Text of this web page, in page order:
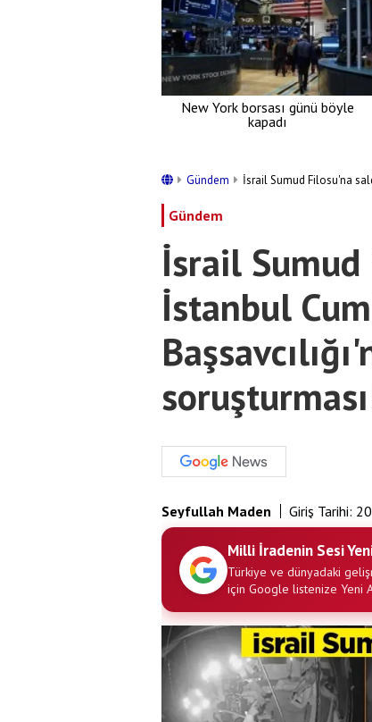
New York borsası günü böyle
kapadı
Gündem İsrail Sumud Filosu'na
Gündem
İsrail Sumud
İstanbul
Seyfullah Maden Giriş Tarihi:
Milli İradenin Sesi
Türkiye ve dünyadaki
için Google listenize Yeni